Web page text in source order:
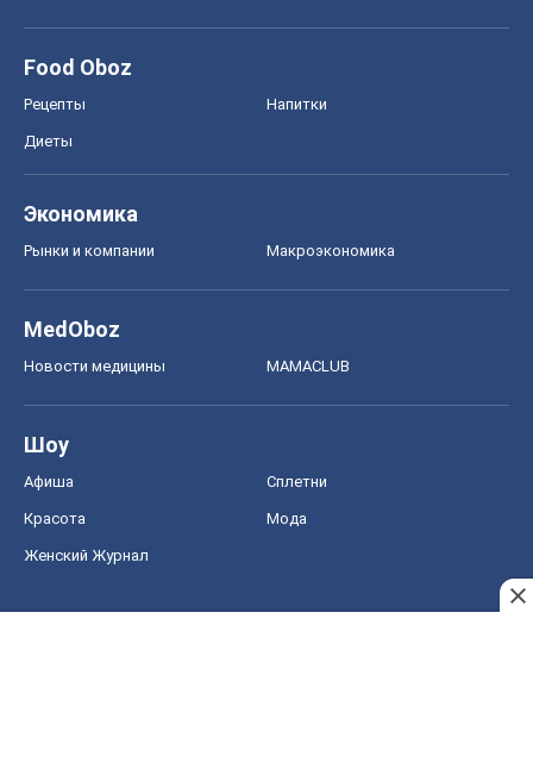
Food Oboz
Рецепты Напитки
Диеты
Экономика
Рынки и компании Mакроэкономика
MedOboz
Новости медицины MAMACLUB
Шоу
Афиша Сплетни
Красота Мода
Женский Журнал